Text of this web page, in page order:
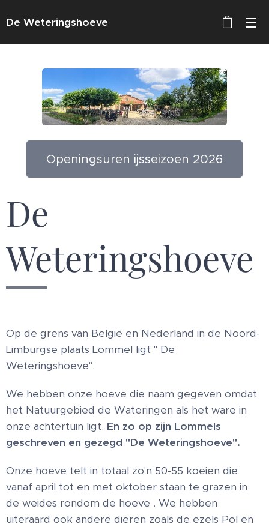
De Weteringshoeve
Openingsuren ijsseizoen 2026
De
Weteringshoeve
Op de grens van België en Nederland in de Noord-
Limburgse plaats Lommel ligt " De
Weteringshoeve".
We hebben onze hoeve die naam gegeven omdat
het Natuurgebied de Wateringen als het ware in
onze achtertuin ligt. En zo op zijn Lommels
geschreven en gezegd "De Weteringshoeve".
Onze hoeve telt in totaal zo'n 50-55 koeien die
vanaf april tot en met oktober staan te grazen in
de weides rondom de hoeve . We hebben
uiteraard ook andere dieren zoals de ezels Pol en